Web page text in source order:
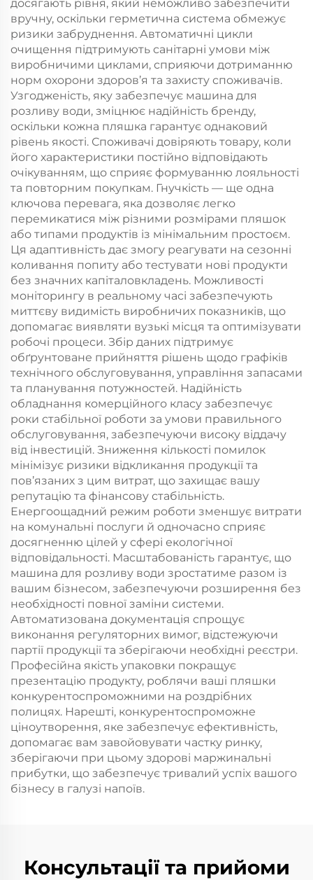
досягають рівня, який неможливо забезпечити
вручну, оскільки герметична система обмежує
ризики забруднення. Автоматичні цикли
очищення підтримують санітарні умови між
виробничими циклами, сприяючи дотриманню
норм охорони здоров’я та захисту споживачів.
Узгодженість, яку забезпечує машина для
розливу води, зміцнює надійність бренду,
оскільки кожна пляшка гарантує однаковий
рівень якості. Споживачі довіряють товару, коли
його характеристики постійно відповідають
очікуванням, що сприяє формуванню лояльності
та повторним покупкам. Гнучкість — ще одна
ключова перевага, яка дозволяє легко
перемикатися між різними розмірами пляшок
або типами продуктів із мінімальним простоєм.
Ця адаптивність дає змогу реагувати на сезонні
коливання попиту або тестувати нові продукти
без значних капіталовкладень. Можливості
моніторингу в реальному часі забезпечують
миттєву видимість виробничих показників, що
допомагає виявляти вузькі місця та оптимізувати
робочі процеси. Збір даних підтримує
обґрунтоване прийняття рішень щодо графіків
технічного обслуговування, управління запасами
та планування потужностей. Надійність
обладнання комерційного класу забезпечує
роки стабільної роботи за умови правильного
обслуговування, забезпечуючи високу віддачу
від інвестицій. Зниження кількості помилок
мінімізує ризики відкликання продукції та
пов’язаних з цим витрат, що захищає вашу
репутацію та фінансову стабільність.
Енергоощадний режим роботи зменшує витрати
на комунальні послуги й одночасно сприяє
досягненню цілей у сфері екологічної
відповідальності. Масштабованість гарантує, що
машина для розливу води зростатиме разом із
вашим бізнесом, забезпечуючи розширення без
необхідності повної заміни системи.
Автоматизована документація спрощує
виконання регуляторних вимог, відстежуючи
партії продукції та зберігаючи необхідні реєстри.
Професійна якість упаковки покращує
презентацію продукту, роблячи ваші пляшки
конкурентоспроможними на роздрібних
полицях. Нарешті, конкурентоспроможне
ціноутворення, яке забезпечує ефективність,
допомагає вам завойовувати частку ринку,
зберігаючи при цьому здорові маржинальні
прибутки, що забезпечує тривалий успіх вашого
бізнесу в галузі напоїв.
Консультації та прийоми